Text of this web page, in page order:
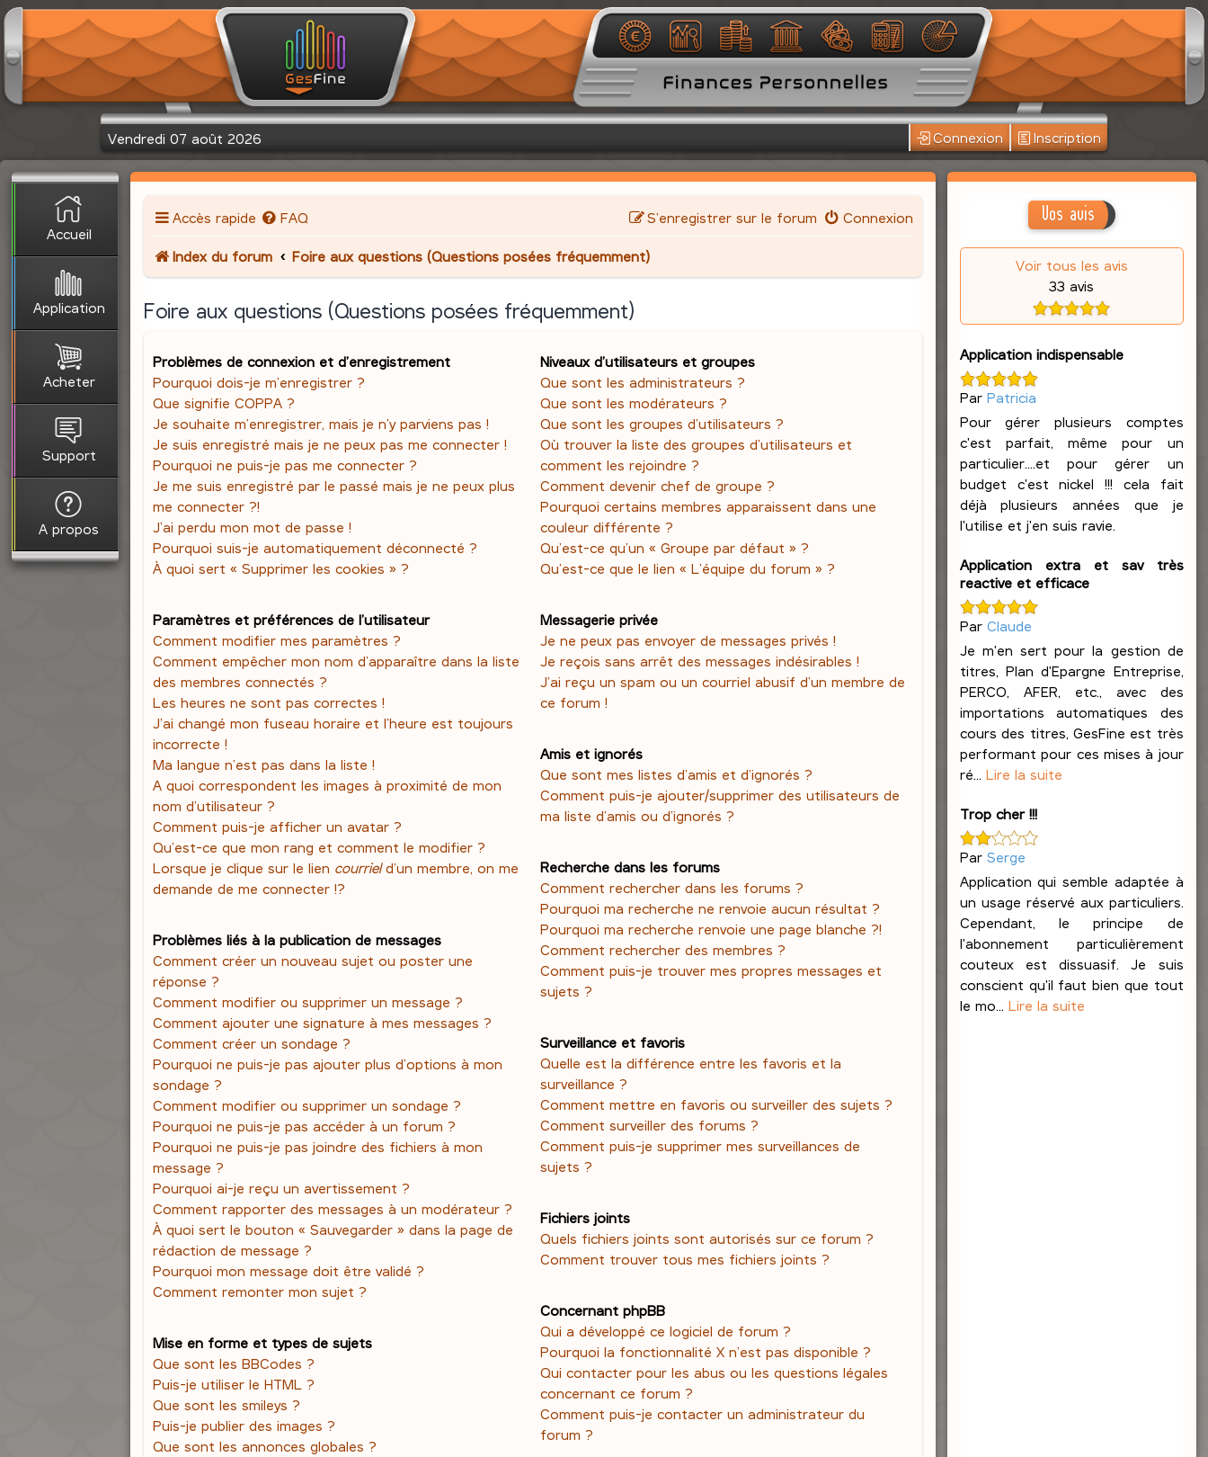
Vendredi 07 août 2026 Connexion Inscription
Accueil
Application
Acheter
Support
A propos
Accès rapide FAQ Connexion
S’enregistrer sur le forum
Index du forum Foire aux questions (Questions posées fréquemment)
Foire aux questions (Questions posées fréquemment)
Problèmes de connexion et d’enregistrement
Pourquoi dois-je m’enregistrer ?
Que signifie COPPA ?
Je souhaite m’enregistrer, mais je n’y parviens pas !
Je suis enregistré mais je ne peux pas me connecter !
Pourquoi ne puis-je pas me connecter ?
Je me suis enregistré par le passé mais je ne peux plus
me connecter ?!
J’ai perdu mon mot de passe !
Pourquoi suis-je automatiquement déconnecté ?
À quoi sert « Supprimer les cookies » ?
Paramètres et préférences de l’utilisateur
Comment modifier mes paramètres ?
Comment empêcher mon nom d’apparaître dans la liste
des membres connectés ?
Les heures ne sont pas correctes !
J’ai changé mon fuseau horaire et l’heure est toujours
incorrecte !
Ma langue n’est pas dans la liste !
A quoi correspondent les images à proximité de mon
nom d’utilisateur ?
Comment puis-je afficher un avatar ?
Qu’est-ce que mon rang et comment le modifier ?
Lorsque je clique sur le lien courrield’un membre, on me
demande de me connecter !?
Problèmes liés à la publication de messages
Comment créer un nouveau sujet ou poster une
réponse ?
Comment modifier ou supprimer un message ?
Comment ajouter une signature à mes messages ?
Comment créer un sondage ?
Pourquoi ne puis-je pas ajouter plus d’options à mon
sondage ?
Comment modifier ou supprimer un sondage ?
Pourquoi ne puis-je pas accéder à un forum ?
Pourquoi ne puis-je pas joindre des fichiers à mon
message ?
Pourquoi ai-je reçu un avertissement ?
Comment rapporter des messages à un modérateur ?
À quoi sert le bouton « Sauvegarder » dans la page de
rédaction de message ?
Pourquoi mon message doit être validé ?
Comment remonter mon sujet ?
Mise en forme et types de sujets
Que sont les BBCodes ?
Puis-je utiliser le HTML ?
Que sont les smileys ?
Puis-je publier des images ?
Que sont les annonces globales ?
Niveaux d’utilisateurs et groupes
Que sont les administrateurs ?
Que sont les modérateurs ?
Que sont les groupes d’utilisateurs ?
Où trouver la liste des groupes d’utilisateurs et
comment les rejoindre ?
Comment devenir chef de groupe ?
Pourquoi certains membres apparaissent dans une
couleur différente ?
Qu’est-ce qu’un « Groupe par défaut » ?
Qu’est-ce que le lien « L’équipe du forum » ?
Messagerie privée
Je ne peux pas envoyer de messages privés !
Je reçois sans arrêt des messages indésirables !
J’ai reçu un spam ou un courriel abusif d’un membre de
ce forum !
Amis et ignorés
Que sont mes listes d’amis et d’ignorés ?
Comment puis-je ajouter/supprimer des utilisateurs de
ma liste d’amis ou d’ignorés ?
Recherche dans les forums
Comment rechercher dans les forums ?
Pourquoi ma recherche ne renvoie aucun résultat ?
Pourquoi ma recherche renvoie une page blanche ?!
Comment rechercher des membres ?
Comment puis-je trouver mes propres messages et
sujets ?
Surveillance et favoris
Quelle est la différence entre les favoris et la
surveillance ?
Comment mettre en favoris ou surveiller des sujets ?
Comment surveiller des forums ?
Comment puis-je supprimer mes surveillances de
sujets ?
Fichiers joints
Quels fichiers joints sont autorisés sur ce forum ?
Comment trouver tous mes fichiers joints ?
Concernant phpBB
Qui a développé ce logiciel de forum ?
Pourquoi la fonctionnalité X n’est pas disponible ?
Qui contacter pour les abus ou les questions légales
concernant ce forum ?
Comment puis-je contacter un administrateur du
forum ?
Vos avis
Voir tous les avis
33 avis
Application indispensable
Par Patricia
Pour gérer plusieurs comptes
c'est parfait, même pour un
particulier....et pour gérer un
budget c'est nickel !!! cela fait
déjà plusieurs années que je
l'utilise et j'en suis ravie.
Application extra et sav très
reactive et efficace
Par Claude
Je m'en sert pour la gestion de
titres, Plan d'Epargne Entreprise,
PERCO, AFER, etc., avec des
importations automatiques des
cours des titres, GesFine est très
performant pour ces mises à jour
ré... Lire la suite
Trop cher !!!
Par Serge
Application qui semble adaptée à
un usage réservé aux particuliers.
Cependant, le principe de
l'abonnement particulièrement
couteux est dissuasif. Je suis
conscient qu'il faut bien que tout
le mo... Lire la suite